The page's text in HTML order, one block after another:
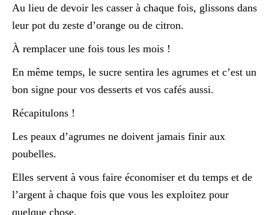
Au lieu de devoir les casser à chaque fois, glissons dans
leur pot du zeste d’orange ou de citron.
À remplacer une fois tous les mois !
En même temps, le sucre sentira les agrumes et c’est un
bon signe pour vos desserts et vos cafés aussi.
Récapitulons !
Les peaux d’agrumes ne doivent jamais finir aux
poubelles.
Elles servent à vous faire économiser et du temps et de
l’argent à chaque fois que vous les exploitez pour
quelque chose.